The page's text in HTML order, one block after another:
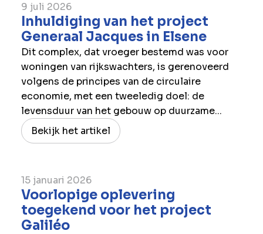
9 juli 2026
Inhuldiging van het project
Generaal Jacques in Elsene
Dit complex, dat vroeger bestemd was voor
woningen van rijkswachters, is gerenoveerd
volgens de principes van de circulaire
economie, met een tweeledig doel: de
levensduur van het gebouw op duurzame...
Bekijk het artikel
15 januari 2026
Voorlopige oplevering
toegekend voor het project
Galiléo